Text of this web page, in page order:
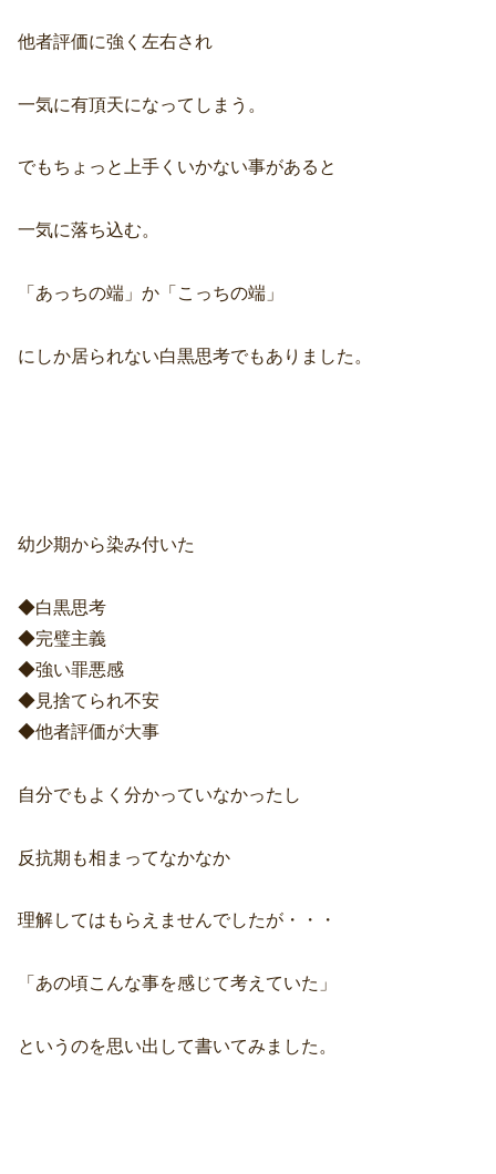
他者評価に強く左右され
一気に有頂天になってしまう。
でもちょっと上手くいかない事があると
一気に落ち込む。
「あっちの端」か「こっちの端」
にしか居られない白黒思考でもありました。
幼少期から染み付いた
◆白黒思考
◆完璧主義
◆強い罪悪感
◆見捨てられ不安
◆他者評価が大事
自分でもよく分かっていなかったし
反抗期も相まってなかなか
理解してはもらえませんでしたが・・・
「あの頃こんな事を感じて考えていた」
というのを思い出して書いてみました。